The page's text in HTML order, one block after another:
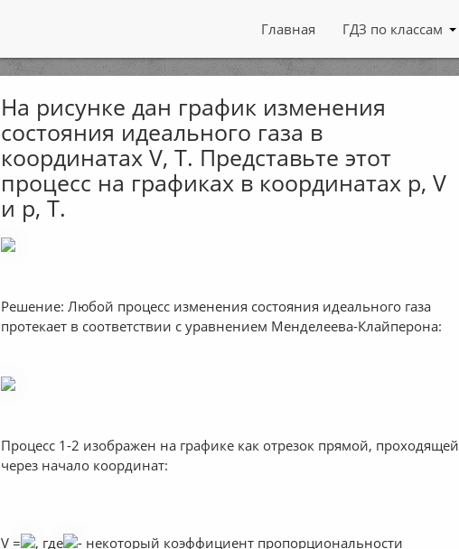
Главная ГДЗ по классам
На рисунке дан график изменения
состояния идеального газа в
координатах V, Т. Представьте этот
процесс на графиках в координатах р, V
и р, Т.
Решение: Любой процесс изменения состояния идеального газа
протекает в соответствии с уравнением Менделеева-Клайперона:
Процесс 1-2 изображен на графике как отрезок прямой, проходящей
через начало координат:
V = , где
- некоторый коэффициент пропорциональности